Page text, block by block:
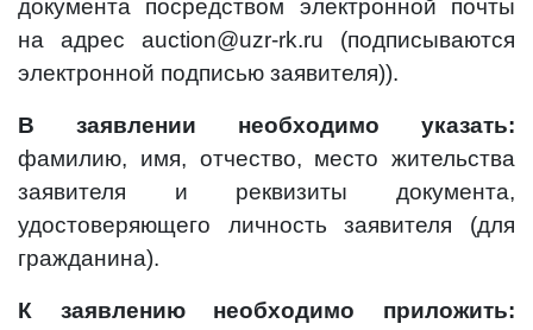
документа посредством электронной почты
на адрес auction@uzr-rk.ru (подписываются
электронной подписью заявителя)).
В заявлении необходимо указать:
фамилию, имя, отчество, место жительства
заявителя и реквизиты документа,
удостоверяющего личность заявителя (для
гражданина).
К заявлению необходимо приложить: